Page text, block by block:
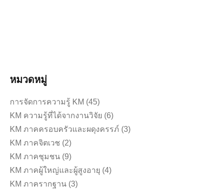
หมวดหมู่
การจัดการความรู้ KM (45)
KM ความรู้ที่ได้จากงานวิจัย (6)
KM ภาคครอบครัวและผดุงครรภ์ (3)
KM ภาคจิตเวช (2)
KM ภาคชุมชน (9)
KM ภาคผู้ใหญ่และผู้สูงอายุ (4)
KM ภาครากฐาน (3)